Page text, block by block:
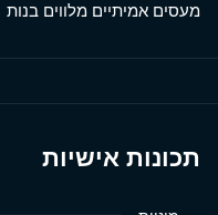
מעסים אמיתיים מלווים בנות
תכונות אישיות